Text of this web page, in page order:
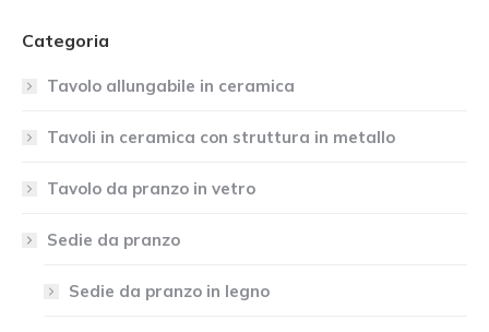
Categoria
Tavolo allungabile in ceramica
Tavoli in ceramica con struttura in metallo
Tavolo da pranzo in vetro
Sedie da pranzo
Sedie da pranzo in legno